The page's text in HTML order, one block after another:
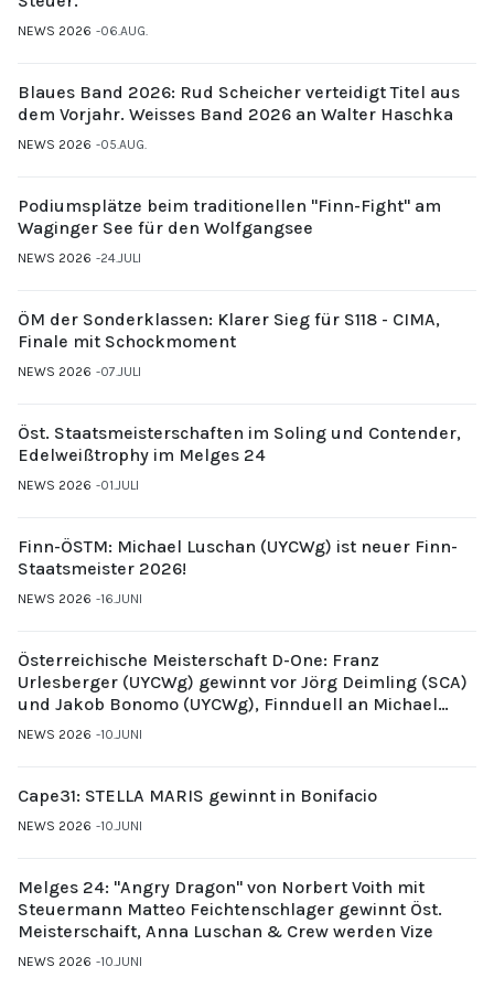
NEWS 2026 06.AUG.
Blaues Band 2026: Rud Scheicher verteidigt Titel aus
dem Vorjahr. Weisses Band 2026 an Walter Haschka
NEWS 2026 05.AUG.
Podiumsplätze beim traditionellen "Finn-Fight" am
Waginger See für den Wolfgangsee
NEWS 2026 24.JULI
ÖM der Sonderklassen: Klarer Sieg für S118 - CIMA,
Finale mit Schockmoment
NEWS 2026 07.JULI
Öst. Staatsmeisterschaften im Soling und Contender,
Edelweißtrophy im Melges 24
NEWS 2026 01.JULI
Finn-ÖSTM: Michael Luschan (UYCWg) ist neuer Finn-
Staatsmeister 2026!
NEWS 2026 16.JUNI
Österreichische Meisterschaft D-One: Franz
Urlesberger (UYCWg) gewinnt vor Jörg Deimling (SCA)
und Jakob Bonomo (UYCWg), Finnduell an Michael
Gubi (UYCMo)
NEWS 2026 10.JUNI
Cape31: STELLA MARIS gewinnt in Bonifacio
NEWS 2026 10.JUNI
Melges 24: "Angry Dragon" von Norbert Voith mit
Steuermann Matteo Feichtenschlager gewinnt Öst.
Meisterschaift, Anna Luschan & Crew werden Vize
NEWS 2026 10.JUNI